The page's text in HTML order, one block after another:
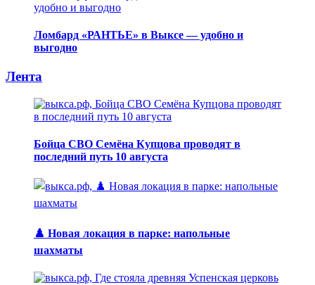
Ломбард «РАНТЬЕ» в Выксе — удобно и
выгодно
Лента
Бойца СВО Семёна Купцова проводят в
последний путь 10 августа
♟️ Новая локация в парке: напольные
шахматы